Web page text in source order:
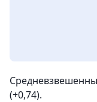
(+0,74).